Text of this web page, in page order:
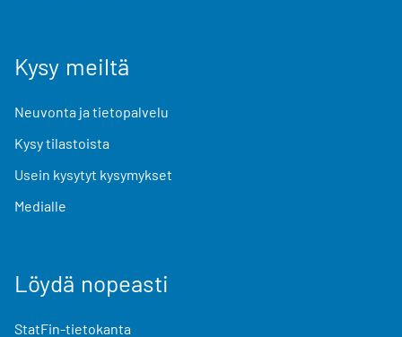
Kysy meiltä
Neuvonta ja tietopalvelu
Kysy tilastoista
Usein kysytyt kysymykset
Medialle
Löydä nopeasti
StatFin-tietokanta